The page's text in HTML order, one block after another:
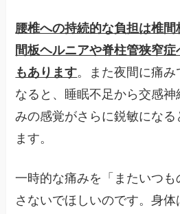
腰椎への持続的な負担は椎
間板ヘルニアや脊柱管狭窄
もあります。また夜間に痛
なると、睡眠不足から交感
みの感覚がさらに鋭敏になる
ます。
一時的な痛みを「またいつ
さないでほしいのです。身